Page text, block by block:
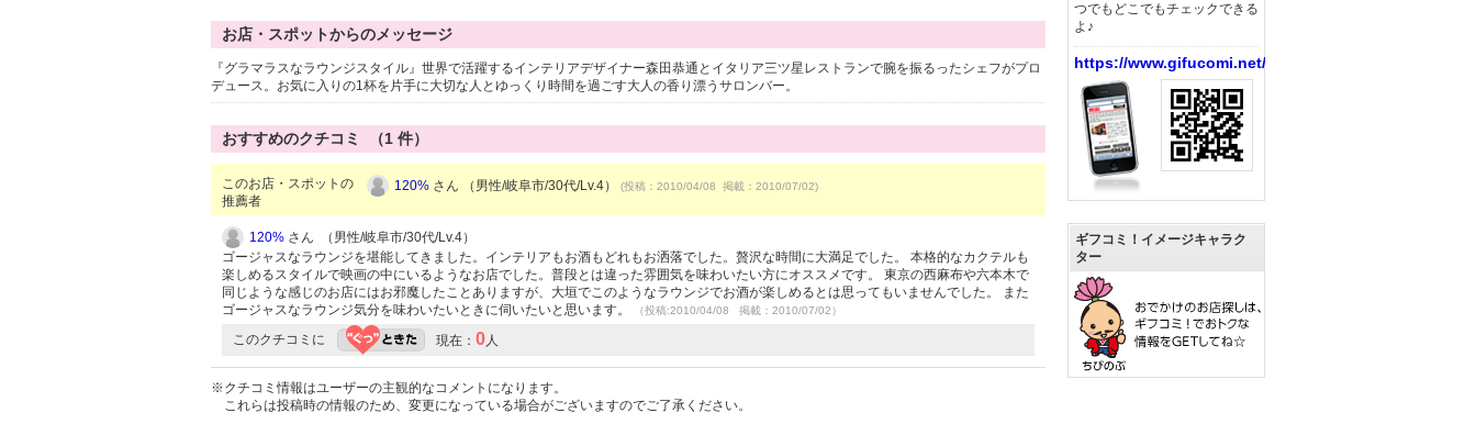
お店・スポットからのメッセージ
『グラマラスなラウンジスタイル』世界で活躍するインテリアデザイナー森田恭通とイタリア三ツ星レストランで腕を振るったシェフがプロ
デュース。お気に入りの1杯を片手に大切な人とゆっくり時間を過ごす大人の香り漂うサロンバー。
おすすめのクチコミ （1 件）
このお店・スポットの
推薦者
120% さん （男性/岐阜市/30代/Lv.4） (投稿：2010/04/08 掲載：2010/07/02)
120% さん （男性/岐阜市/30代/Lv.4）
ゴージャスなラウンジを堪能してきました。インテリアもお酒もどれもお洒落でした。贅沢な時間に大満足でした。 本格的なカクテルも
楽しめるスタイルで映画の中にいるようなお店でした。普段とは違った雰囲気を味わいたい方にオススメです。 東京の西麻布や六本木で
同じような感じのお店にはお邪魔したことありますが、大垣でこのようなラウンジでお酒が楽しめるとは思ってもいませんでした。 また
ゴージャスなラウンジ気分を味わいたいときに伺いたいと思います。
（投稿:2010/04/08 掲載：2010/07/02）
このクチコミに 現在： 0人
※クチコミ情報はユーザーの主観的なコメントになります。
これらは投稿時の情報のため、変更になっている場合がございますのでご了承ください。
つでもどこでもチェックできる
よ♪
https://www.gifucomi.net/
ギフコミ！イメージキャラク
ター